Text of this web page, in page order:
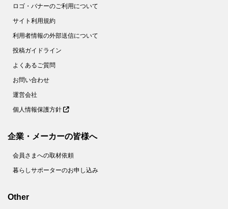
ロゴ・バナーのご利用について
サイト利用規約
利用者情報の外部送信について
投稿ガイドライン
よくあるご質問
お問い合わせ
運営会社
個人情報保護方針
企業・メーカーの皆様へ
会員さまへの取材依頼
暮らしサポーターのお申し込み
Other